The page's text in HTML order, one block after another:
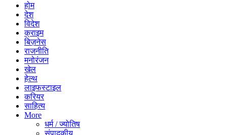
होम
देश
विदेश
क्राइम
बिज़नेस
राजनीति
मनोरंजन
खेल
हेल्थ
लाइफस्टाइल
करियर
साहित्य
More
धर्म / ज्योतिष
संपादकीय